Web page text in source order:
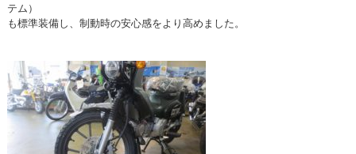
テム）
も標準装備し、制動時の安心感をより高めました。